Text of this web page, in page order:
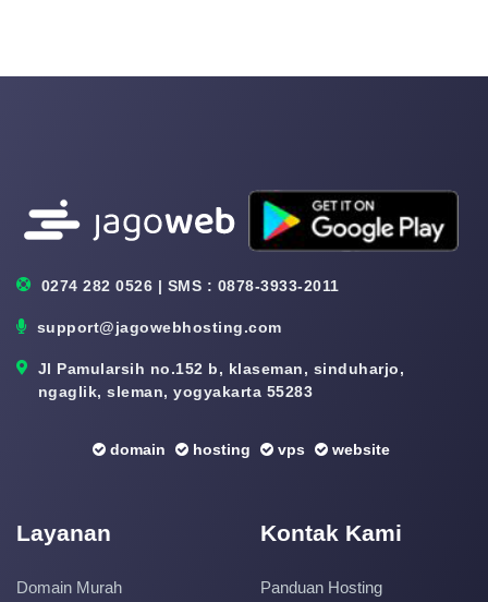
0274 282 0526 | SMS : 0878-3933-2011
support@jagowebhosting.com
Jl Pamularsih no.152 b, klaseman, sinduharjo,
ngaglik, sleman, yogyakarta 55283
domain hosting vps website
Layanan
Domain Murah
Kontak Kami
Panduan Hosting